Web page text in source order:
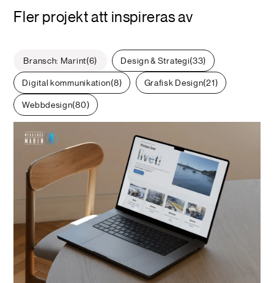
Fler projekt att inspireras av
Bransch: Marint 6 Design & Strategi 33
Digital kommunikation 8 Grafisk Design 21
Webbdesign 80